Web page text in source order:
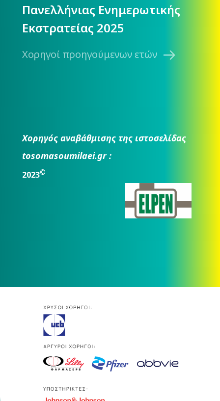
Πανελλήνιας Ενημερωτικής
Εκστρατείας 2025
Χορηγοί προηγούμενων ετών
Χορηγός αναβάθμισης της ιστοσελίδας
tosomasoumilaei.gr :
2023©